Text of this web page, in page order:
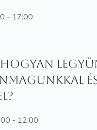
- 17:00
- 12:00